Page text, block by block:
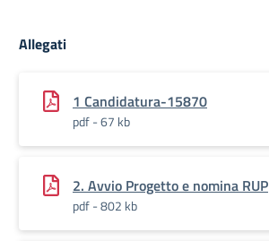
Allegati
1 Candidatura-15870
pdf - 67 kb
2. Avvio Progetto e nomina RUP
pdf - 802 kb